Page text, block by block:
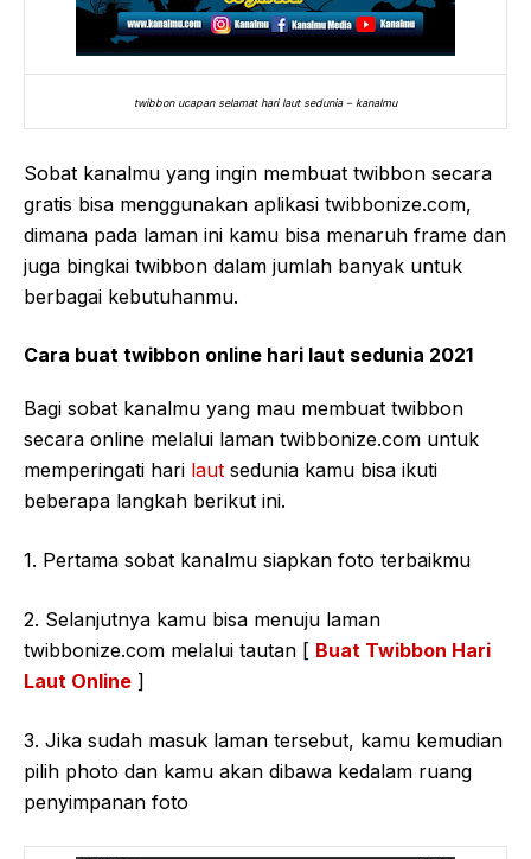
twibbon ucapan selamat hari laut sedunia – kanalmu
Sobat kanalmu yang ingin membuat twibbon secara
gratis bisa menggunakan aplikasi twibbonize.com,
dimana pada laman ini kamu bisa menaruh frame dan
juga bingkai twibbon dalam jumlah banyak untuk
berbagai kebutuhanmu.
Cara buat twibbon online hari laut sedunia 2021
Bagi sobat kanalmu yang mau membuat twibbon
secara online melalui laman twibbonize.com untuk
memperingati hari laut sedunia kamu bisa ikuti
beberapa langkah berikut ini.
1. Pertama sobat kanalmu siapkan foto terbaikmu
2. Selanjutnya kamu bisa menuju laman
twibbonize.com melalui tautan [ Buat Twibbon Hari
Laut Online ]
3. Jika sudah masuk laman tersebut, kamu kemudian
pilih photo dan kamu akan dibawa kedalam ruang
penyimpanan foto